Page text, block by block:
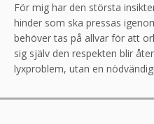
För mig har den största
hinder som ska pressas
behöver tas på allvar för att
sig själv den respekten blir
lyxproblem, utan en